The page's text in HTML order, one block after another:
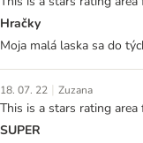
Hračky
Moja malá laska sa do
18. 07. 22 | Zuzana
This is a stars rating
SUPER